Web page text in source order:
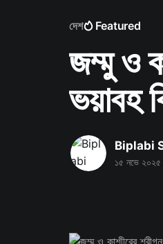
দেশ Featured
জম্মু ও
ভয়াবহ
Biplabi
১৫ নভে ২০২৫